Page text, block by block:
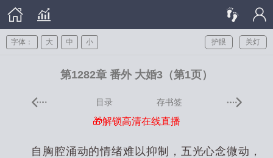
关灯
护眼
字体： 大 中 小
第1282章 番外 大婚3（第1页）
目录 存书签
🎁解锁高清在线直播
自胸腔涌动的情绪难以抑制，五光心念微动，